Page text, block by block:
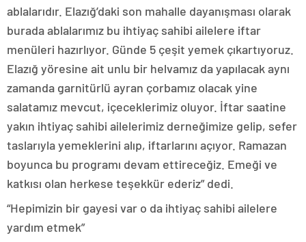
ablalarıdır. Elazığ’daki son mahalle dayanışması olarak
burada ablalarımız bu ihtiyaç sahibi ailelere iftar
menüleri hazırlıyor. Günde 5 çeşit yemek çıkartıyoruz.
Elazığ yöresine ait unlu bir helvamız da yapılacak aynı
zamanda garnitürlü ayran çorbamız olacak yine
salatamız mevcut, içeceklerimiz oluyor. İftar saatine
yakın ihtiyaç sahibi ailelerimiz derneğimize gelip, sefer
taslarıyla yemeklerini alıp, iftarlarını açıyor. Ramazan
boyunca bu programı devam ettireceğiz. Emeği ve
katkısı olan herkese teşekkür ederiz” dedi.
“Hepimizin bir gayesi var o da ihtiyaç sahibi ailelere
yardım etmek”